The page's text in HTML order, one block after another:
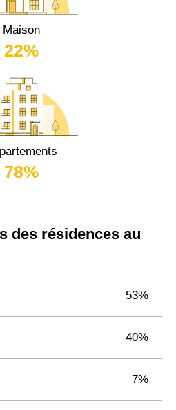
Maison
22%
78%
des résidences au
53%
40%
7%